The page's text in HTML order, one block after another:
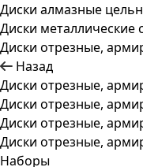
Диски алмазные
Диски
Диски отрезные,
Назад
Диски отрезные,
Диски отрезные,
Диски отрезные,
Диски отрезные,
Наборы